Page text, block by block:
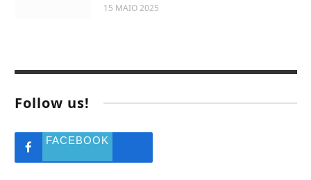
15 MAIO 2025
Follow us!
FACEBOOK